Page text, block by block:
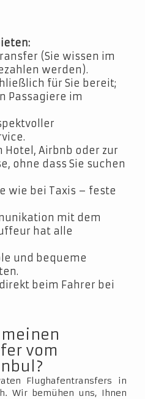
(Sie wissen im
werden).
für Sie bereit;
Passagiere im
Hotel, Airbnb oder zur
ohne dass Sie suchen
wie bei Taxis – feste
mit dem
hat alle
und bequeme
beim Fahrer bei
vom
Flughafentransfers in
Wir bemühen uns, Ihnen